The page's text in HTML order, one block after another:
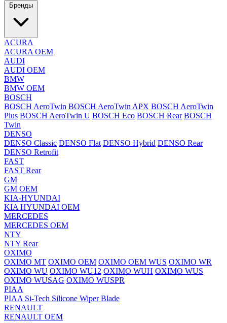
Бренды
ACURA
ACURA OEM
AUDI
AUDI OEM
BMW
BMW OEM
BOSCH
BOSCH AeroTwin BOSCH AeroTwin APX BOSCH AeroTwin
Plus BOSCH AeroTwin U BOSCH Eco BOSCH Rear BOSCH
Twin
DENSO
DENSO Classic DENSO Flat DENSO Hybrid DENSO Rear
DENSO Retrofit
FAST
FAST Rear
GM
GM OEM
KIA-HYUNDAI
KIA HYUNDAI OEM
MERCEDES
MERCEDES OEM
NTY
NTY Rear
OXIMO
OXIMO MT OXIMO OEM OXIMO OEM WUS OXIMO WR
OXIMO WU OXIMO WU12 OXIMO WUH OXIMO WUS
OXIMO WUSAG OXIMO WUSPR
PIAA
PIAA Si-Tech Silicone Wiper Blade
RENAULT
RENAULT OEM